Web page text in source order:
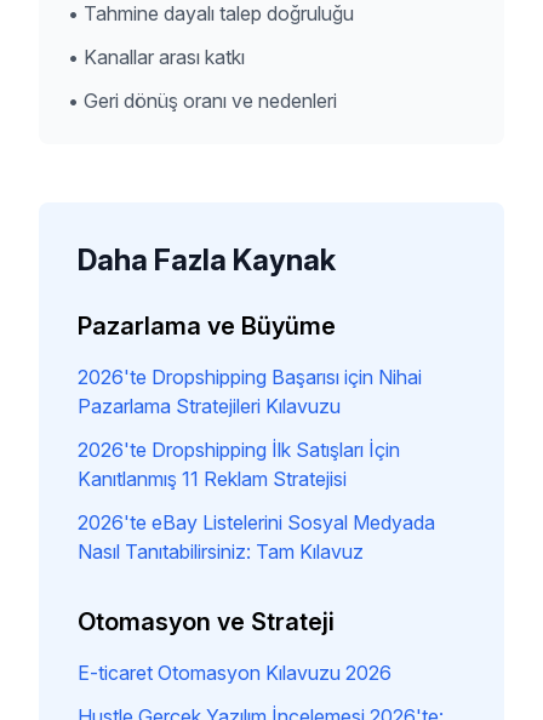
• Tahmine dayalı talep doğruluğu
• Kanallar arası katkı
• Geri dönüş oranı ve nedenleri
Daha Fazla Kaynak
Pazarlama ve Büyüme
2026'te Dropshipping Başarısı için Nihai
Pazarlama Stratejileri Kılavuzu
2026'te Dropshipping İlk Satışları İçin
Kanıtlanmış 11 Reklam Stratejisi
2026'te eBay Listelerini Sosyal Medyada
Nasıl Tanıtabilirsiniz: Tam Kılavuz
Otomasyon ve Strateji
E-ticaret Otomasyon Kılavuzu 2026